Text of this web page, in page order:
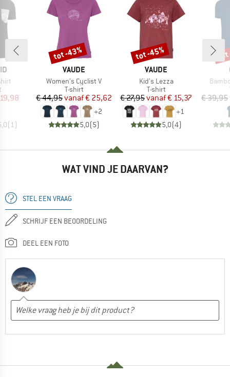
prijs
(1)
MERK
VAUDE
Artikel
Women's Cyclist V
Productgroep
T-shirt
Prijs
€ 44,95 Verlaagde prijs
vanaf€ 25,62
+2
5,0(5)
Korting
tot -43%
MERK
VAUDE
Artikel
Kid's Lezza
Productgroep
T-shirt
Prijs
€ 27,95 Verlaagde prijs
vanaf€ 15,37
+1
5,0(4)
Korting
tot -45%
Artikel
€ 39,95
WAT VIND JE DAARVAN?
STEL EEN VRAAG
SCHRIJF EEN BEOORDELING
DEEL EEN FOTO